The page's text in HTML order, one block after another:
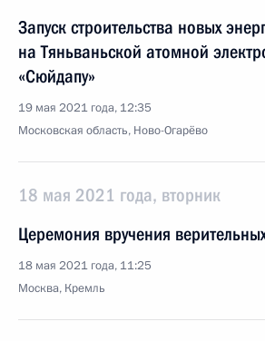
Запуск строительства новых
на Тяньваньской атомной
«Сюйдапу»
19 мая 2021 года, 12:35
Московская область, Ново-Огарёво
18 мая 2021 года, вторник
Церемония вручения
18 мая 2021 года, 11:25
Москва, Кремль